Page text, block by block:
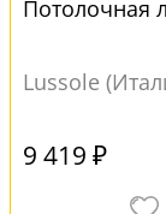
Потолочная
Lussole
9 419 ₽